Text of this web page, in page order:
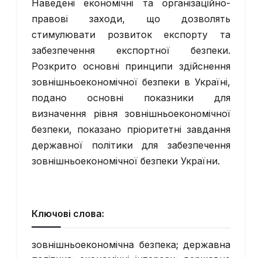
Наведені економічні та організаційно-
правові заходи, що дозволять
стимулювати розвиток експорту та
забезпечення експортної безпеки.
Розкрито основні принципи здійснення
зовнішньоекономічної безпеки в Україні,
подано основні показники для
визначення рівня зовнішньоекономічної
безпеки, показано пріоритетні завдання
державної політики для забезпечення
зовнішньоекономічної безпеки України.
Ключові слова:
зовнішньоекономічна безпека; державна